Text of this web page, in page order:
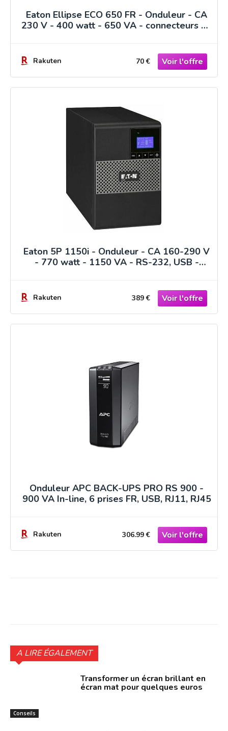
Eaton Ellipse ECO 650 FR - Onduleur - CA
230 V - 400 watt - 650 VA - connecteurs de
Rakuten 70 €
Eaton 5P 1150i - Onduleur - CA 160-290 V
- 770 watt - 1150 VA - RS-232, USB -
Rakuten 389 €
Onduleur APC BACK-UPS PRO RS 900 -
900 VA In-line, 6 prises FR, USB, RJ11, RJ45
Rakuten 306.99 €
A LIRE ÉGALEMENT
Conseils
Transformer un écran brillant en
écran mat pour quelques euros